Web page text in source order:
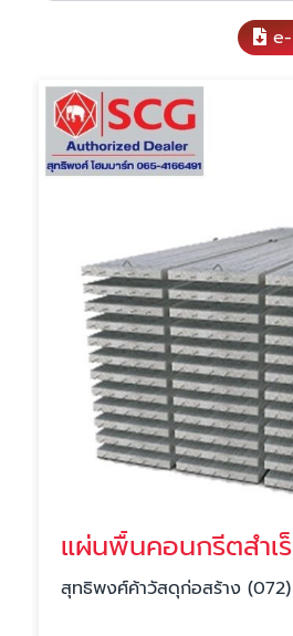
แผ่นพื้นคอนกรีตสําเ
สุทธิพงศ์ค้าวัสดุก่อสร้าง (072)